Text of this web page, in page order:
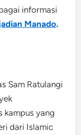
informasi
Manado.
Sam Ratulangi
kampus yang
dari Islamic